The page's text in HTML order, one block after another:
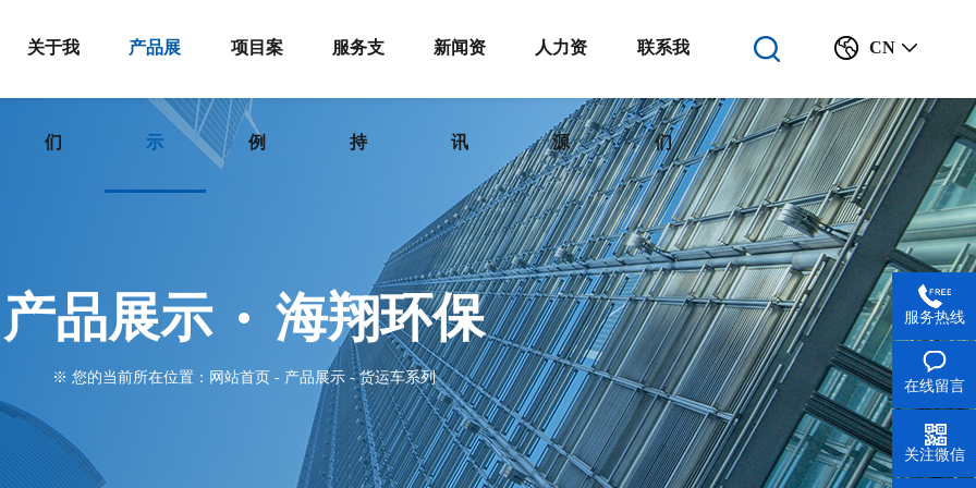
CN
关于我
们
产品展
示
项目案
例
服务支
持
新闻资
讯
人力资
源
联系我
们
产品展示 海翔环保
※ 您的当前所在位置： 网站首页 - 产品展示 -货运车系列
服务热线
在线留言
关注微信